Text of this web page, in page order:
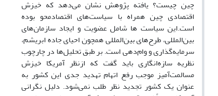
چین چیست؟ یافته پژوهش نشان می‌دهد که خیزش
اقتصادی چین همراه با سیاست‌های اقتصادمحو بوده
است.این سیاست ها شامل عضویت و ایجاد سازمان‌های
بین‌المللی، طرح‌های بین‌المللی همچون احیای جاده ابریشم،
سرمایه‌گذاری و وام‌دهی است. بر طبق تحلیل‌ها در چارچوب
نظریه سازه‌انگاری باید گفت که ازنظر آمریکا خیزش
مسالمت‌آمیز موجب رفع اتهام تهدید جدی این کشور به
عنوان یک کشور تجدید نظر طلب نمی‌شود. دلیل نگرانی